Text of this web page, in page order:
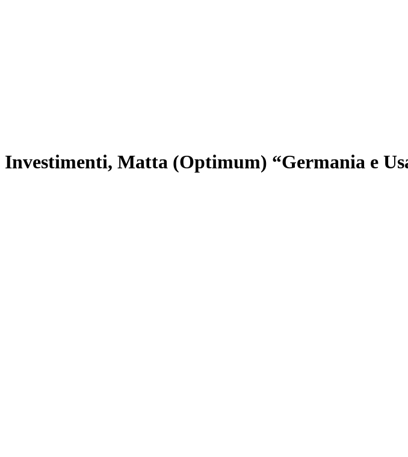
Investimenti, Matta (Optimum) “Germania e